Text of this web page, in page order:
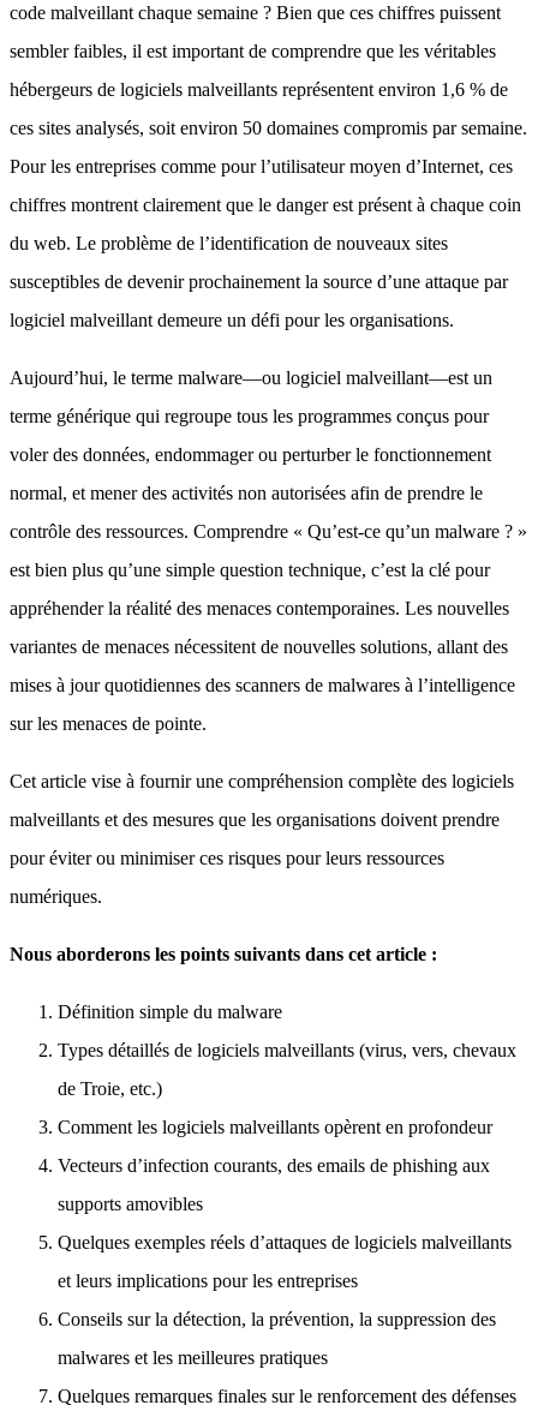
code malveillant chaque semaine ? Bien que ces chiffres puissent
sembler faibles, il est important de comprendre que les véritables
hébergeurs de logiciels malveillants représentent environ 1,6 % de
ces sites analysés, soit environ 50 domaines compromis par semaine.
Pour les entreprises comme pour l’utilisateur moyen d’Internet, ces
chiffres montrent clairement que le danger est présent à chaque coin
du web. Le problème de l’identification de nouveaux sites
susceptibles de devenir prochainement la source d’une attaque par
logiciel malveillant demeure un défi pour les organisations.
Aujourd’hui, le terme malware—ou logiciel malveillant—est un
terme générique qui regroupe tous les programmes conçus pour
voler des données, endommager ou perturber le fonctionnement
normal, et mener des activités non autorisées afin de prendre le
contrôle des ressources. Comprendre « Qu’est-ce qu’un malware ? »
est bien plus qu’une simple question technique, c’est la clé pour
appréhender la réalité des menaces contemporaines. Les nouvelles
variantes de menaces nécessitent de nouvelles solutions, allant des
mises à jour quotidiennes des scanners de malwares à l’intelligence
sur les menaces de pointe.
Cet article vise à fournir une compréhension complète des logiciels
malveillants et des mesures que les organisations doivent prendre
pour éviter ou minimiser ces risques pour leurs ressources
numériques.
Nous aborderons les points suivants dans cet article :
Définition simple du malware
Types détaillés de logiciels malveillants (virus, vers, chevaux
de Troie, etc.)
Comment les logiciels malveillants opèrent en profondeur
Vecteurs d’infection courants, des emails de phishing aux
supports amovibles
Quelques exemples réels d’attaques de logiciels malveillants
et leurs implications pour les entreprises
Conseils sur la détection, la prévention, la suppression des
malwares et les meilleures pratiques
Quelques remarques finales sur le renforcement des défenses